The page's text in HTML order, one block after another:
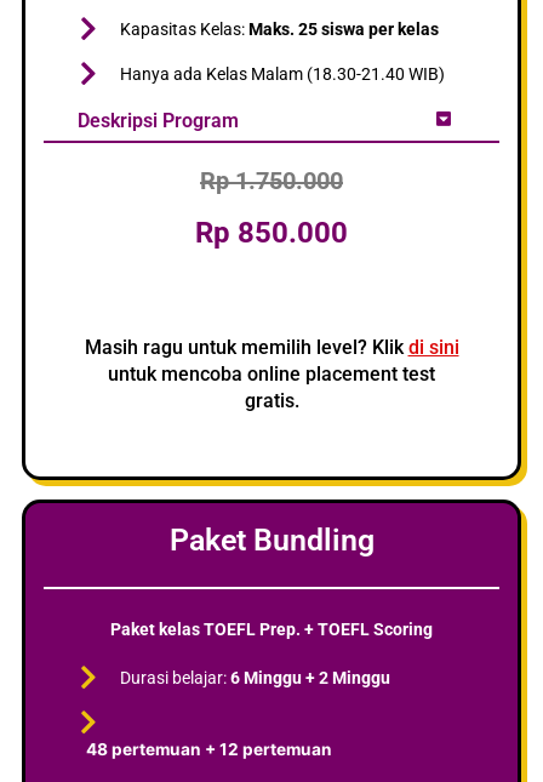
Kapasitas Kelas:Maks. 25 siswa per kelas
Hanya ada Kelas Malam (18.30-21.40 WIB)
Deskripsi Program
Rp 1.750.000
Rp 850.000
Masih ragu untuk memilih level? Klikdi sini
untuk mencoba online placement test
gratis.
Paket Bundling
Paket kelas TOEFL Prep. + TOEFL Scoring
Durasi belajar:6 Minggu + 2 Minggu
48 pertemuan + 12 pertemuan